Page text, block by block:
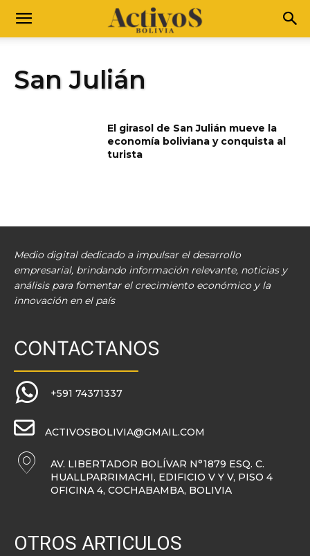
San Julián
El girasol de San Julián mueve la
economía boliviana y conquista al
turista
Medio digital dedicado a impulsar el desarrollo
empresarial, brindando información relevante, noticias y
análisis para fomentar el crecimiento económico y la
innovación en el país
CONTACTANOS
+591 74371337
ACTIVOSBOLIVIA@GMAIL.COM
AV. LIBERTADOR BOLÍVAR N°1879 ESQ. C.
HUALLPARRIMACHI, EDIFICIO V Y V, PISO 4
OFICINA 4, COCHABAMBA, BOLIVIA
OTROS ARTICULOS